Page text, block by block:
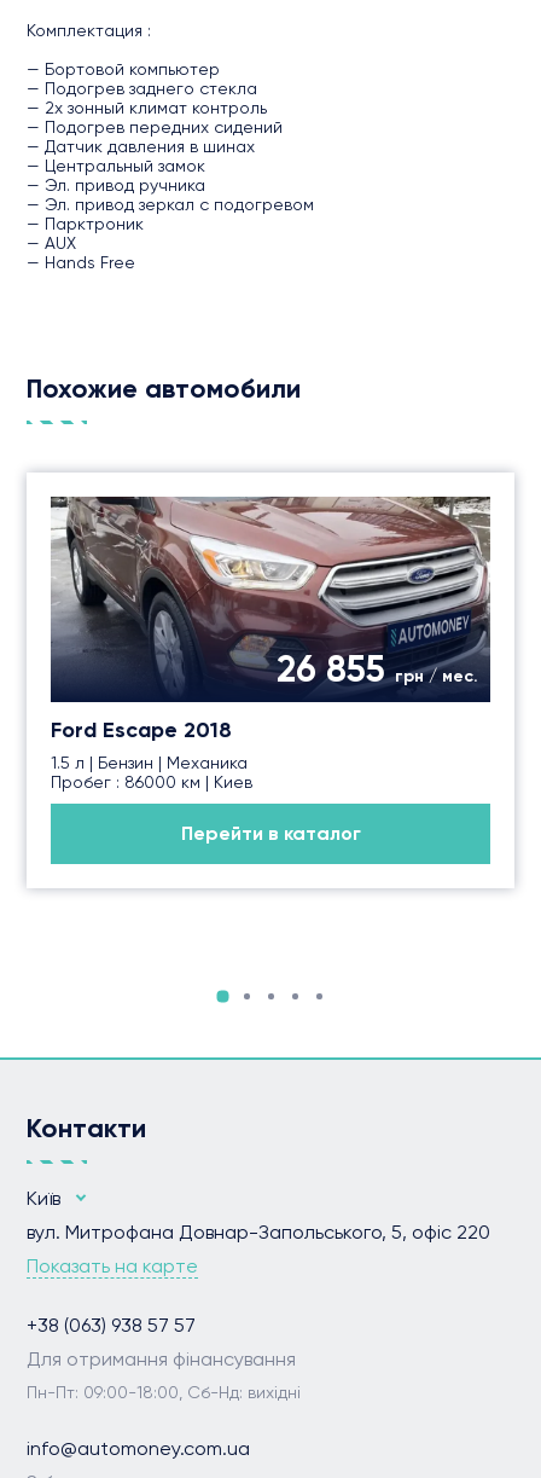
Комплектация :
— Бортовой компьютер
— Подогрев заднего стекла
— 2х зонный климат контроль
— Подогрев передних сидений
— Датчик давления в шинах
— Центральный замок
— Эл. привод ручника
— Эл. привод зеркал с подогревом
— Парктроник
— AUX
— Hands Free
Похожие автомобили
26 855грн / мес.
Ford Escape 2018
1.5 л | Бензин | Механика
Пробег : 86000 км | Киев
Перейти в каталог
Контакти
Київ
вул. Митрофана Довнар-Запольського, 5, офіс 220
Показать на карте
+38 (063) 938 57 57
Для отримання фінансування
Пн-Пт: 09:00-18:00, Сб-Нд: вихідні
info@automoney.com.ua